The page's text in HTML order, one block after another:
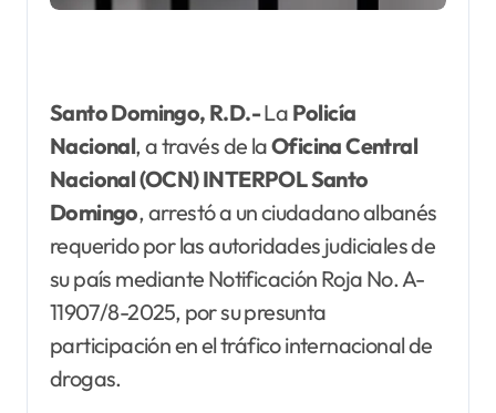
Santo Domingo, R.D.-La Policía
Nacional, a través de laOficina Central
Nacional (OCN) INTERPOL Santo
Domingo, arrestó a un ciudadano albanés
requerido por las autoridades judiciales de
su país mediante Notificación Roja No. A-
11907/8-2025, por su presunta
participación en el tráfico internacional de
drogas.